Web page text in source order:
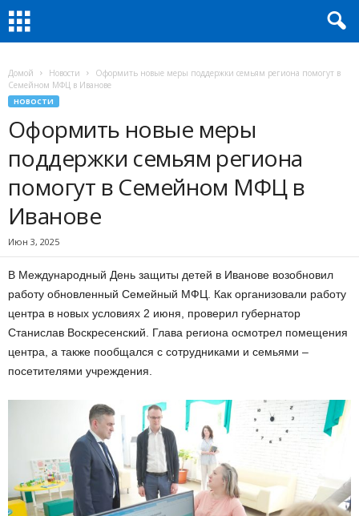
Домой Новости
Оформить новые меры поддержки семьям региона помогут в
Семейном МФЦ в Иванове
НОВОСТИ
Оформить новые меры
поддержки семьям региона
помогут в Семейном МФЦ в
Иванове
Июн 3, 2025
В Международный День защиты детей в Иванове возобновил
работу обновленный Семейный МФЦ. Как организовали работу
центра в новых условиях 2 июня, проверил губернатор
Станислав Воскресенский. Глава региона осмотрел помещения
центра, а также пообщался с сотрудниками и семьями –
посетителями учреждения.